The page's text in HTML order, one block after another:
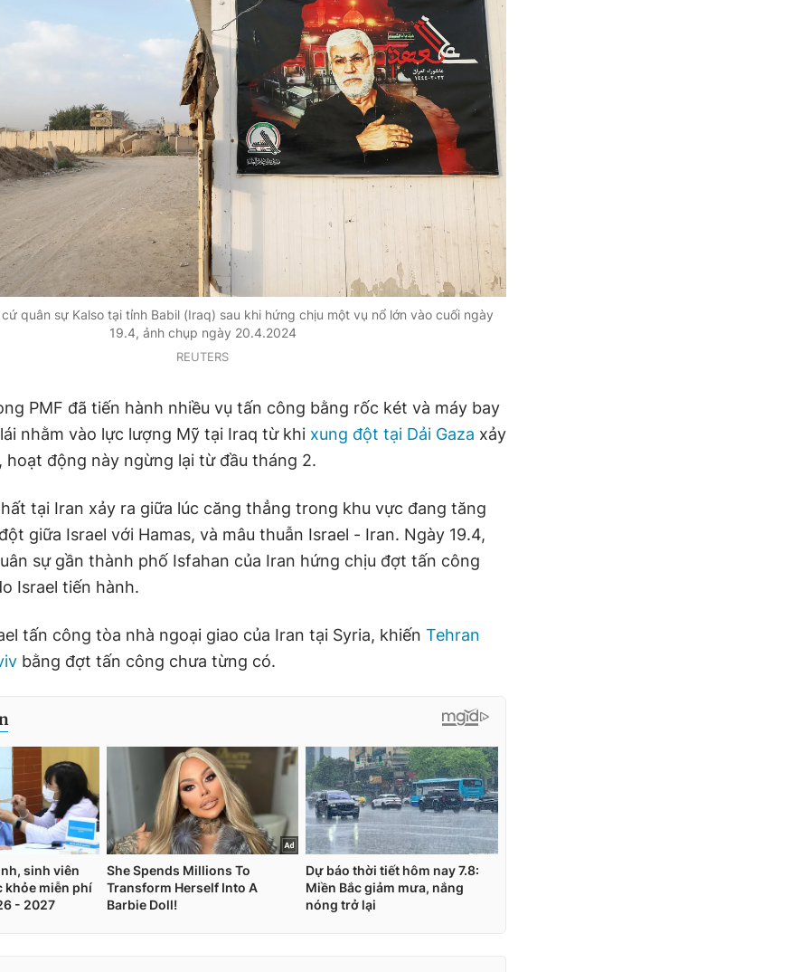
quân sự Kalso tại tỉnh Babil (Iraq) sau khi hứng chịu một vụ nổ lớn vào cuối ngày
19.4, ảnh chụp ngày 20.4.2024
REUTERS
PMF đã tiến hành nhiều vụ tấn công bằng rốc két và máy bay
nhằm vào lực lượng Mỹ tại Iraq từ khi xung đột tại Dải Gaza xảy
hoạt động này ngừng lại từ đầu tháng 2.
tại Iran xảy ra giữa lúc căng thẳng trong khu vực đang tăng
giữa Israel với Hamas, và mâu thuẫn Israel - Iran. Ngày 19.4,
sự gần thành phố Isfahan của Iran hứng chịu đợt tấn công
Israel tiến hành.
tấn công tòa nhà ngoại giao của Iran tại Syria, khiến Tehran
bằng đợt tấn công chưa từng có.